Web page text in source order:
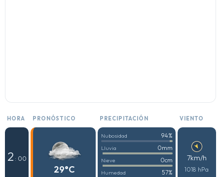
HORA PRONÓSTICO PRECIPITACIÓN VIENTO
2 : 00
29°C
Nubosidad 94%
Lluvia 0mm
Nieve 0cm
Humedad 57%
7km/h
1018 hPa